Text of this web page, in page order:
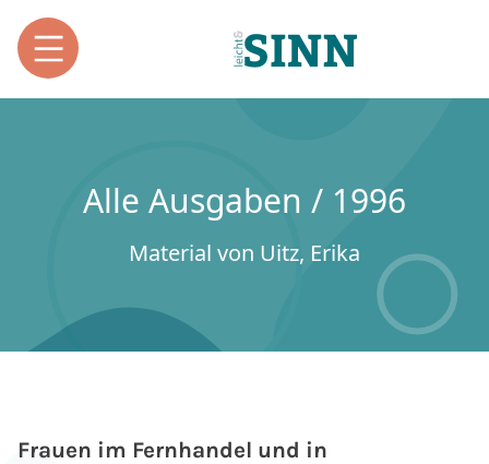
Alle Ausgaben / 1996
Material von Uitz, Erika
Frauen im Fernhandel und in